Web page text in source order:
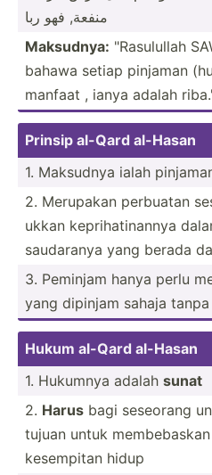
منفعة, فهو ربا
Maksudnya: "­Ras­ulullah
bahawa setiap pinjaman
manfaat , ianya adalah
Prinsip al-Qard al-Hasan
1. Maksudnya ialah
2. Merupakan perbuatan
ukkan keprih­ati­nannya
saudaranya yang berada
3. Peminjam hanya perlu
yang dipinjam sahaja
Hukum al-Qard al-Hasan
1. Hukumnya adalah sunat
2. Harus bagi seseorang
tujuan untuk
kesempitan hidup